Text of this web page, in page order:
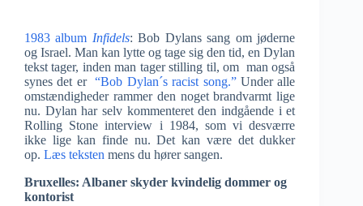
1983 album Infidels: Bob Dylans sang om jøderne
og Israel. Man kan lytte og tage sig den tid, en Dylan
tekst tager, inden man tager stilling til, om man også
synes det er“Bob Dylan´s racist song.” Under alle
omstændigheder rammer den noget brandvarmt lige
nu. Dylan har selv kommenteret den indgående i et
Rolling Stone interview i 1984, som vi desværre
ikke lige kan finde nu. Det kan være det dukker
op. Læs teksten mens du hører sangen.
Bruxelles: Albaner skyder kvindelig dommer og
kontorist